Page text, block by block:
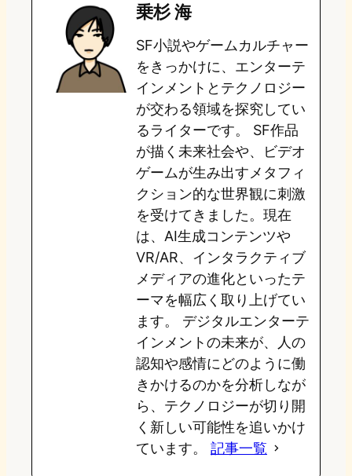
o
d
o
n
s
k
y
o
o
k
a
乗杉 海
SF小説やゲームカルチャー
をきっかけに、エンターテ
インメントとテクノロジー
が交わる領域を探究してい
るライターです。 SF作品
が描く未来社会や、ビデオ
ゲームが生み出すメタフィ
クション的な世界観に刺激
を受けてきました。現在
は、AI生成コンテンツや
VR/AR、インタラクティブ
メディアの進化といったテ
ーマを幅広く取り上げてい
ます。 デジタルエンターテ
インメントの未来が、人の
認知や感情にどのように働
きかけるのかを分析しなが
ら、テクノロジーが切り開
く新しい可能性を追いかけ
ています。 記事一覧